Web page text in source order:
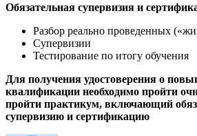
Обязательная супервизия и
Разбор реально проведенных
Супервизии
Тестирование по итогу обучения
Для получения удостоверения о
квалификации необходимо пройти
пройти практикум, включающий
супервизию и сертификацию